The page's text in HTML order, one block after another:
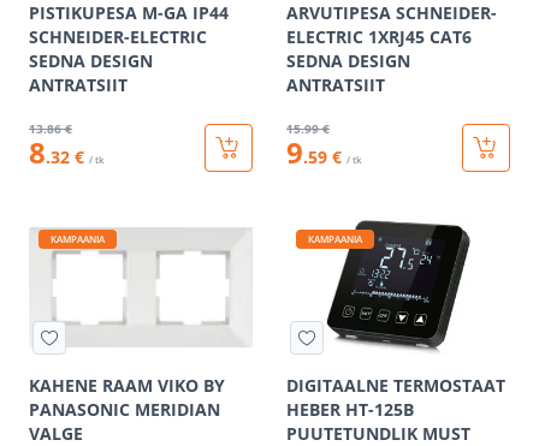
PISTIKUPESA M-GA IP44
SCHNEIDER-ELECTRIC
SEDNA DESIGN
ANTRATSIIT
13.86 €
8.32 € / tk
ARVUTIPESA SCHNEIDER-
ELECTRIC 1XRJ45 CAT6
SEDNA DESIGN
ANTRATSIIT
15.99 €
9.59 € / tk
KAMPAANIA
KAHENE RAAM VIKO BY
PANASONIC MERIDIAN
VALGE
KAMPAANIA
DIGITAALNE TERMOSTAAT
HEBER HT-125B
PUUTETUNDLIK MUST